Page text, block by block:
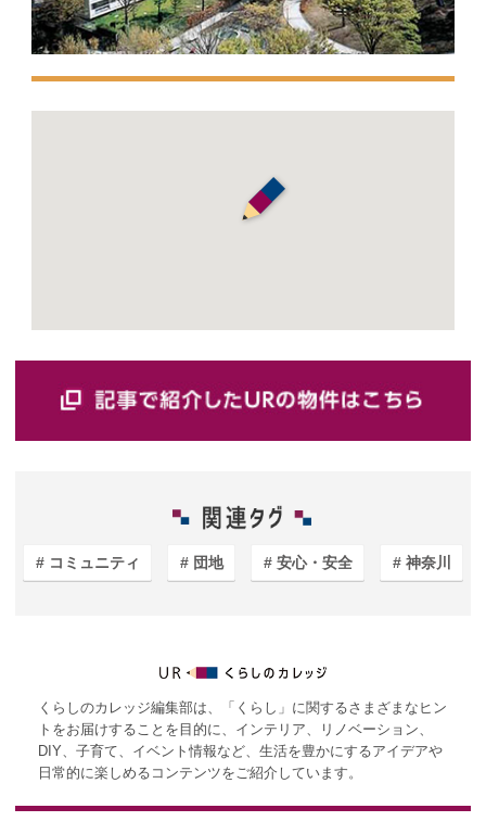
コミュニティ 団地 安心・安全 神奈川
くらしのカレッジ編集部は、「くらし」に関するさまざまなヒン
トをお届けすることを目的に、インテリア、リノベーション、
DIY、子育て、イベント情報など、生活を豊かにするアイデアや
日常的に楽しめるコンテンツをご紹介しています。